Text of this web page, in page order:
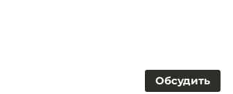
Обсудить